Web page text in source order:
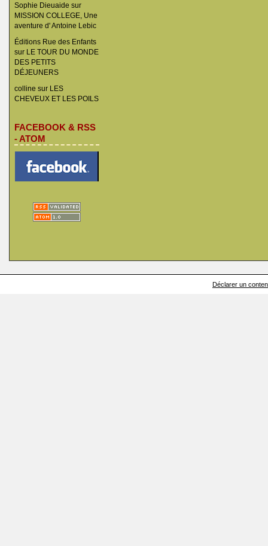
Sophie Dieuaide sur
MISSION COLLEGE, Une
aventure d' Antoine Lebic
Éditions Rue des Enfants
sur LE TOUR DU MONDE
DES PETITS
DÉJEUNERS
colline sur LES
CHEVEUX ET LES POILS
FACEBOOK & RSS
- ATOM
Déclarer un